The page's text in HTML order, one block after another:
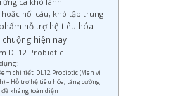
hoặc nổi cáu, khó tập trung
hỗ trợ hệ tiêu hóa
hiện nay
DL12 Probiotic
chi tiết: DL12 Probiotic (Men vi
– Hỗ trợ hệ tiêu hóa, tăng cường
đề kháng toàn diện